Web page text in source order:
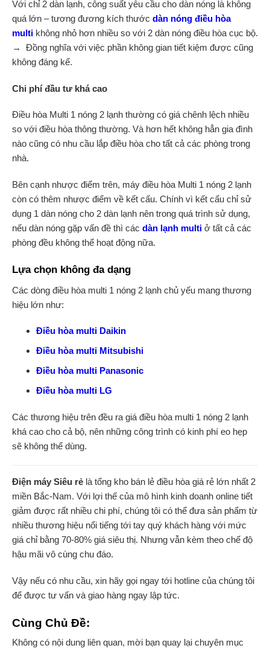
Với chỉ 2 dàn lạnh, công suất yêu cầu cho dàn nóng là không
quá lớn – tương đương kích thước dàn nóng điều hòa
multi không nhỏ hơn nhiều so với 2 dàn nóng điều hòa cục bộ.
→ Đồng nghĩa với việc phần không gian tiết kiệm được cũng
không đáng kể.
Chi phí đầu tư khá cao
Điều hòa Multi 1 nóng 2 lạnh thường có giá chênh lệch nhiều
so với điều hòa thông thường. Và hơn hết không hẳn gia đình
nào cũng có nhu cầu lắp điều hòa cho tất cả các phòng trong
nhà.
Bên cạnh nhược điểm trên, máy điều hòa Multi 1 nóng 2 lạnh
còn có thêm nhược điểm về kết cấu. Chính vì kết cấu chỉ sử
dụng 1 dàn nóng cho 2 dàn lạnh nên trong quá trình sử dụng,
nếu dàn nóng gặp vấn đề thì các dàn lạnh multi ở tất cả các
phòng đều không thể hoạt động nữa.
Lựa chọn không đa dạng
Các dòng điều hòa multi 1 nóng 2 lạnh chủ yếu mang thương
hiệu lớn như:
Điều hòa multi Daikin
Điều hòa multi Mitsubishi
Điều hòa multi Panasonic
Điều hòa multi LG
Các thương hiệu trên đều ra giá điều hòa multi 1 nóng 2 lạnh
khá cao cho cả bộ, nên những công trình có kinh phí eo hẹp
sẽ không thể dùng.
Điện máy Siêu rẻ là tổng kho bán lẻ điều hòa giá rẻ lớn nhất 2
miền Bắc-Nam. Với lợi thế của mô hình kinh doanh online tiết
giảm được rất nhiều chi phí, chúng tôi có thể đưa sản phẩm từ
nhiều thương hiệu nổi tiếng tới tay quý khách hàng với mức
giá chỉ bằng 70-80% giá siêu thị. Nhưng vẫn kèm theo chế độ
hậu mãi vô cùng chu đáo.
Vậy nếu có nhu cầu, xin hãy gọi ngay tới hotline của chúng tôi
để được tư vấn và giao hàng ngay lập tức.
Cùng Chủ Đề:
Không có nội dung liên quan, mời bạn quay lại chuyên mục